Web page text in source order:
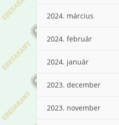
2024. március
2024. február
2024. január
2023. december
2023. november